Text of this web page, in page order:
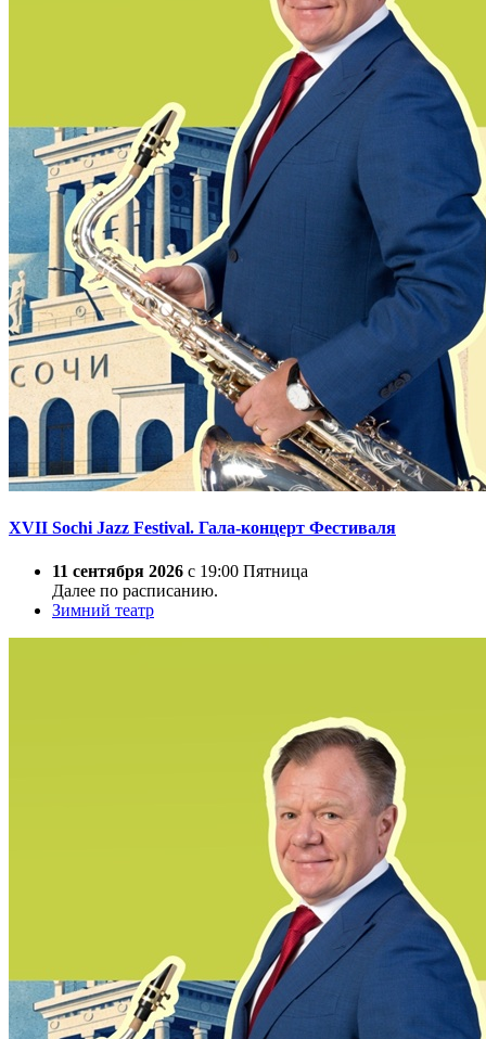
XVII Sochi Jazz Festival. Гала-концерт Фестиваля
11 сентября 2026 с 19:00 Пятница
Далее по расписанию.
Зимний театр